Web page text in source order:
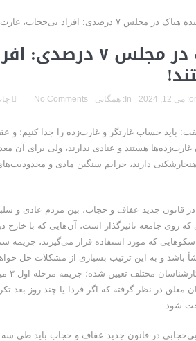
بی‌راه‌حل؛ وقتی دشمنی با پهلوی جای نجات ایران
السید اسرائیل‌ستیز، خبر خوبی برای
تازه ترامپ چنین برمیآید که توافقی به دست
نتانیاهو به پاسدار احمد وحیدی، سرکرده سپاه
رویترز از اختلاف نظر در مذاکرات در باره تنگه
ما همچنان به اعمال محاصره علیه رژیم ایران
نماینده هتاک در
می 12, 2024 In: همگانی No Comments
هستند و عنادی ندارند، ولی برای آن
دارند، جرایم سنگین مادی و
در قانون جدید عفاف و حجاب، بین مردم عادی و
جامعه تاثیرگذار است، آن‌هایی که با خارج
که مورد استفاده قرار می‌گیرند، جریمه
باشد و به این ترتیب بسیاری از مشکلات حل
میلیون تومان معلق در نظر گرفته که اگر فردا یا چند روز
بی‌حجابی در قانون جدید عفاف و حجاب باید طی